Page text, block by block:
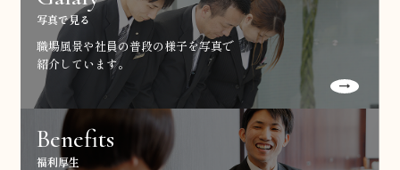
写真で見る
職場風景や社員の普段の様子を写真で
紹介しています。
Benefits
福利厚生